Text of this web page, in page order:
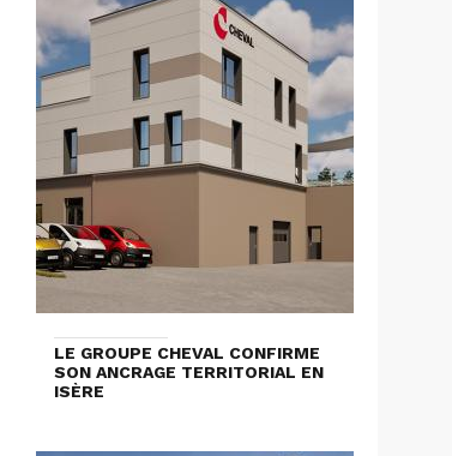
LE GROUPE CHEVAL CONFIRME
SON ANCRAGE TERRITORIAL EN
ISÈRE